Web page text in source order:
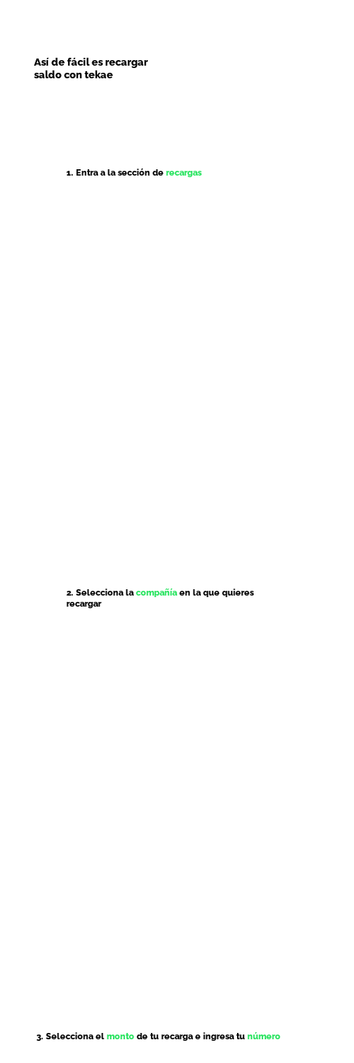
Así de fácil es recargar
saldo con tekae
1. Entra a la sección de recargas
2. Selecciona lacompañíaen la que quieres
recargar
3. Selecciona el montode tu recarga e ingresa tu número